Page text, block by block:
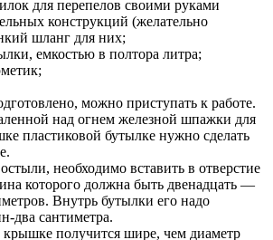
для перепелов своими руками
конструкций (желательно
шланг для них;
емкостью в полтора литра;
можно приступать к работе.
над огнем железной шпажки для
пластиковой бутылке нужно сделать
необходимо вставить в отверстие
которого должна быть двенадцать —
Внутрь бутылки его надо
два сантиметра.
крышке получится шире, чем диаметр